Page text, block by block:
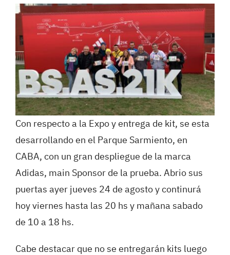
Con respecto a la Expo y entrega de kit, se esta
desarrollando en el Parque Sarmiento, en
CABA, con un gran despliegue de la marca
Adidas, main Sponsor de la prueba. Abrio sus
puertas ayer jueves 24 de agosto y continurá
hoy viernes hasta las 20 hs y mañana sabado
de 10 a 18 hs.
Cabe destacar que no se entregarán kits luego